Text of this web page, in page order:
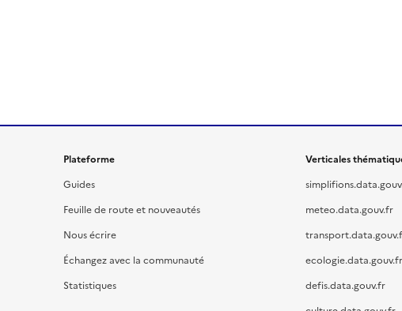
Plateforme
Guides
Feuille de route et nouveautés
Nous écrire
Échangez avec la communauté
Statistiques
Verticales
meteo.data.gouv.fr
ecologie.data.gouv.fr
defis.data.gouv.fr